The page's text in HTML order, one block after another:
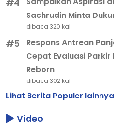
#4
Sachrudin Minta
dibaca 320 kali
#5
Respons Antrean
Cepat Evaluasi
Reborn
dibaca 302 kali
Lihat Berita Populer lainnya
Video